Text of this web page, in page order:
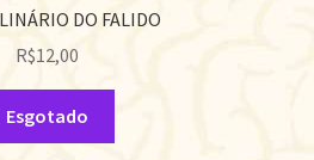
DO FALIDO
R$12,00
Esgotado